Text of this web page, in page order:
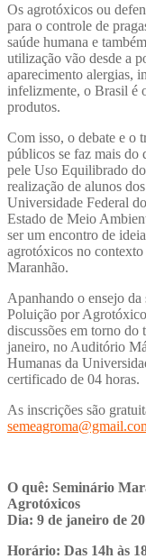
Os agrotóxicos ou
para o controle de
saúde humana e
utilização vão desde a
aparecimento alergias,
infelizmente, o Brasil é
produtos.
Com isso, o debate e o
públicos se faz mais do
pele Uso Equilibrado
realização de alunos
Universidade Federal
Estado de Meio
ser um encontro de
agrotóxicos no
Maranhão.
Apanhando o ensejo
Poluição por
discussões em torno
janeiro, no Auditório
Humanas da
certificado de 04 horas.
As inscrições são
O quê: Seminário
Agrotóxicos
Dia: 9 de janeiro de
Horário: Das 14h às